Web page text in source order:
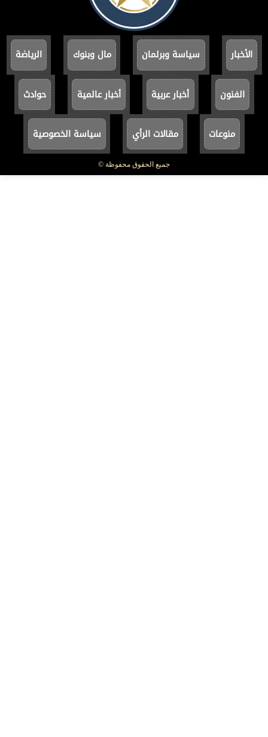
الأخبار سياسة وبرلمان مال وبنوك الرياضة
الفنون أخبار عربية أخبار عالمية حوادث
منوعات مقالات الرأي سياسة الخصوصية
جميع الحقوق محفوظة ©